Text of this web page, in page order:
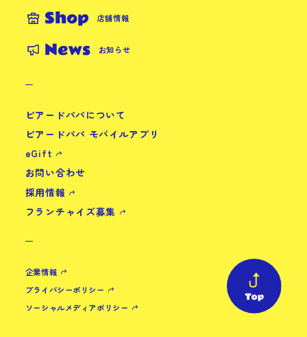
Shop 店舗情報
News お知らせ
ビアードパパについて
ビアードパパ モバイルアプリ
eGift
お問い合わせ
採用情報
フランチャイズ募集
企業情報
プライバシーポリシー
ソーシャルメディアポリシー